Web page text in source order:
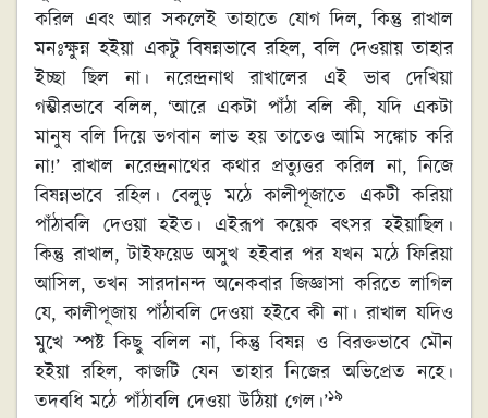
করিল এবং আর সকলেই তাহাতে যোগ দিল, কিন্তু রাখাল
মনঃক্ষুন্ন হইয়া একটু বিষন্নভাবে রহিল, বলি দেওয়ায় তাহার
ইচ্ছা ছিল না। নরেন্দ্রনাথ রাখালের এই ভাব দেখিয়া
গম্ভীরভাবে বলিল, ‘আরে একটা পাঁঠা বলি কী, যদি একটা
মানুষ বলি দিয়ে ভগবান লাভ হয় তাতেও আমি সঙ্কোচ করি
না!’ রাখাল নরেন্দ্রনাথের কথার প্রত্যুত্তর করিল না, নিজে
বিষন্নভাবে রহিল। বেলুড় মঠে কালীপূজাতে একটী করিয়া
পাঁঠাবলি দেওয়া হইত। এইরূপ কয়েক বৎসর হইয়াছিল।
কিন্তু রাখাল, টাইফয়েড অসুখ হইবার পর যখন মঠে ফিরিয়া
আসিল, তখন সারদানন্দ অনেকবার জিজ্ঞাসা করিতে লাগিল
যে, কালীপূজায় পাঁঠাবলি দেওয়া হইবে কী না। রাখাল যদিও
মুখে স্পষ্ট কিছু বলিল না, কিন্তু বিষন্ন ও বিরক্তভাবে মৌন
হইয়া রহিল, কাজটি যেন তাহার নিজের অভিপ্রেত নহে।
তদবধি মঠে পাঁঠাবলি দেওয়া উঠিয়া গেল।’১৯